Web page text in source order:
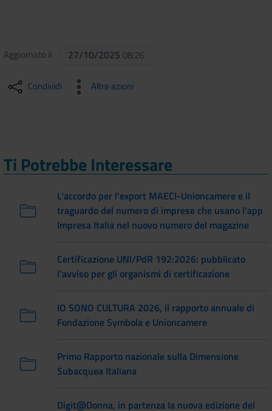
Aggiornato il 27/10/2025 08:26
Condividi Altre azioni
Ti Potrebbe Interessare
L'accordo per l'export MAECI-Unioncamere e il
traguardo del numero di imprese che usano l'app
Impresa Italia nel nuovo numero del magazine
Certificazione UNI/PdR 192:2026: pubblicato
l'avviso per gli organismi di certificazione
IO SONO CULTURA 2026, il rapporto annuale di
Fondazione Symbola e Unioncamere
Primo Rapporto nazionale sulla Dimensione
Subacquea Italiana
Digit@Donna, in partenza la nuova edizione del